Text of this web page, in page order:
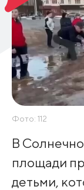
Фото: 112
В
площади
детьми,